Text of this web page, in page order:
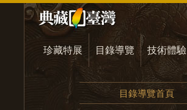
珍藏特展 目錄導覽 技術體驗
目錄導覽首頁